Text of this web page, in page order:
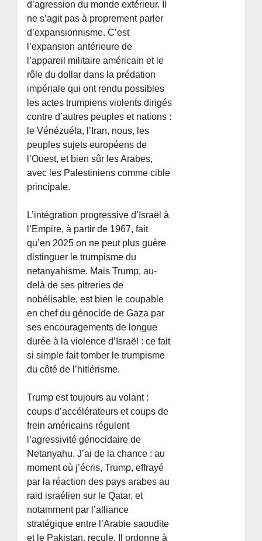
d’agression du monde extérieur. Il
ne s’agit pas à proprement parler
d’expansionnisme. C’est
l’expansion antérieure de
l’appareil militaire américain et le
rôle du dollar dans la prédation
impériale qui ont rendu possibles
les actes trumpiens violents dirigés
contre d’autres peuples et nations :
le Vénézuéla, l’Iran, nous, les
peuples sujets européens de
l’Ouest, et bien sûr les Arabes,
avec les Palestiniens comme cible
principale.
L’intégration progressive d’Israël à
l’Empire, à partir de 1967, fait
qu’en 2025 on ne peut plus guère
distinguer le trumpisme du
netanyahisme. Mais Trump, au-
delà de ses pitreries de
nobélisable, est bien le coupable
en chef du génocide de Gaza par
ses encouragements de longue
durée à la violence d’Israël : ce fait
si simple fait tomber le trumpisme
du côté de l’hitlérisme.
Trump est toujours au volant :
coups d’accélérateurs et coups de
frein américains régulent
l’agressivité génocidaire de
Netanyahu. J’ai de la chance : au
moment où j’écris, Trump, effrayé
par la réaction des pays arabes au
raid israélien sur le Qatar, et
notamment par l’alliance
stratégique entre l’Arabie saoudite
et le Pakistan, recule. Il ordonne à